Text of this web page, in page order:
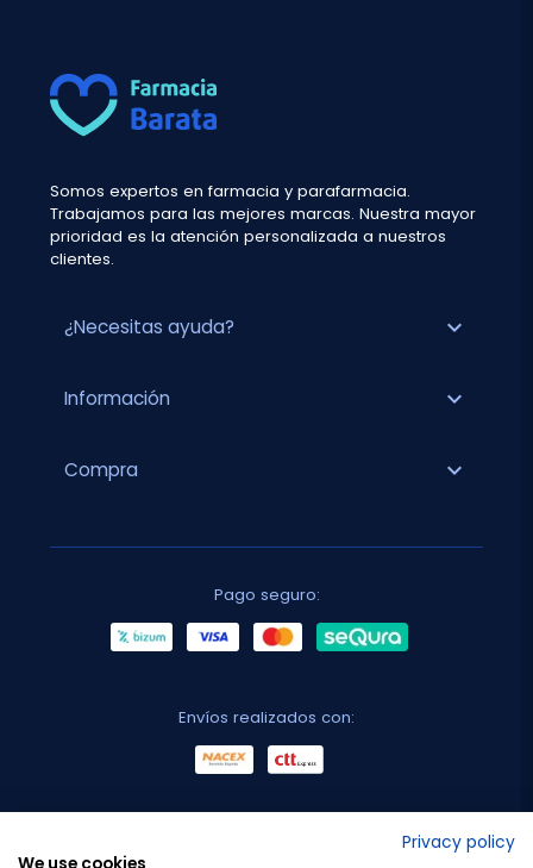
Somos expertos en farmacia y parafarmacia.
Trabajamos para las mejores marcas. Nuestra mayor
prioridad es la atención personalizada a nuestros
clientes.
¿Necesitas ayuda? expand_more
Información expand_more
Compra expand_more
Pago seguro:
Envíos realizados con:
Privacy policy